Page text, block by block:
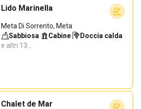
Lido Marinella
Meta Di Sorrento, Meta
Sabbiosa· Cabine· Doccia calda·
e altri 13…
Chalet de Mar